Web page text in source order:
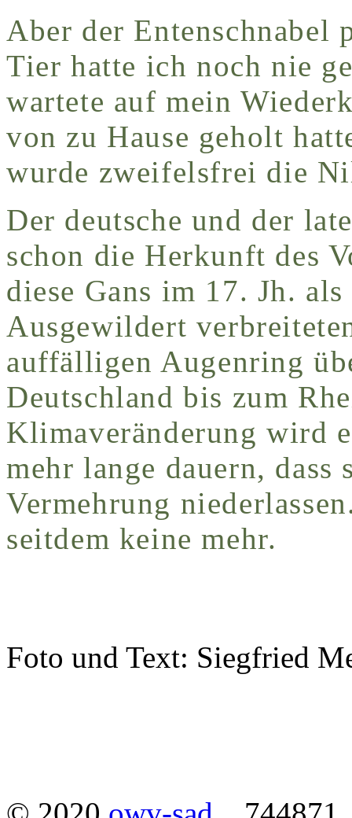
Aber der Entenschnabel
Tier hatte ich noch nie
wartete auf mein
von zu Hause geholt
wurde zweifelsfrei die
Der deutsche und der
schon die Herkunft des
diese Gans im 17. Jh.
Ausgewildert
auffälligen Augenring
Deutschland bis zum
Klimaveränderung wird
mehr lange dauern, dass
Vermehrung
seitdem keine mehr.
Foto und Text: Siegfried